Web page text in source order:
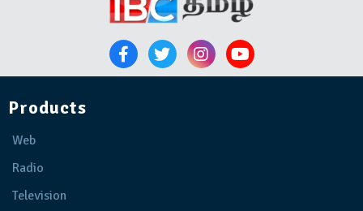
Products
Web
Radio
Television